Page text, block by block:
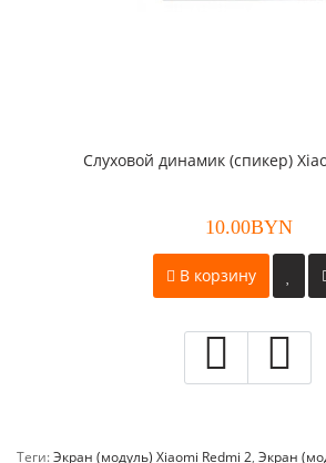
Слуховой динамик (спикер)
10.00BYN
В корзину
Теги:Экран (модуль) Xiaomi Redmi 2, Экран